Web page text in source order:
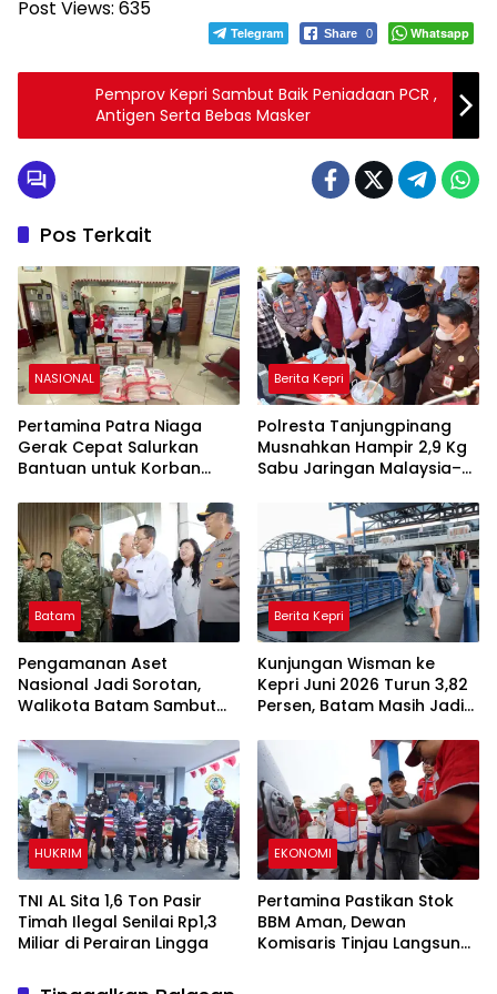
Post Views: 635
Telegram Share 0 Whatsapp
Pemprov Kepri Sambut Baik Peniadaan PCR ,
Antigen Serta Bebas Masker
Pos Terkait
NASIONAL
Pertamina Patra Niaga
Gerak Cepat Salurkan
Bantuan untuk Korban
Berita Kepri
Polresta Tanjungpinang
Musnahkan Hampir 2,9 Kg
Sabu Jaringan Malaysia–
Ribuan Jiwa
Batam
Pengamanan Aset
Nasional Jadi Sorotan,
Walikota Batam Sambut
Kepri
Berita Kepri
Kunjungan Wisman ke
Kepri Juni 2026 Turun 3,82
Persen, Batam Masih Jadi
Wisatawan Mancanegara
HUKRIM
TNI AL Sita 1,6 Ton Pasir
Timah Ilegal Senilai Rp1,3
Miliar di Perairan Lingga
EKONOMI
Pertamina Pastikan Stok
BBM Aman, Dewan
Komisaris Tinjau Langsung